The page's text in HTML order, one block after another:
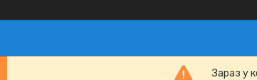
Зараз у